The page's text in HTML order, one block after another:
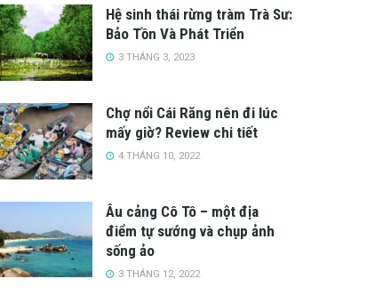
Hệ sinh thái rừng tràm Trà Sư:
Bảo Tồn Và Phát Triển
3 THÁNG 3, 2023
Chợ nổi Cái Răng nên đi lúc
mấy giờ? Review chi tiết
4 THÁNG 10, 2022
Âu cảng Cô Tô – một địa
điểm tự sướng và chụp ảnh
sống ảo
3 THÁNG 12, 2022